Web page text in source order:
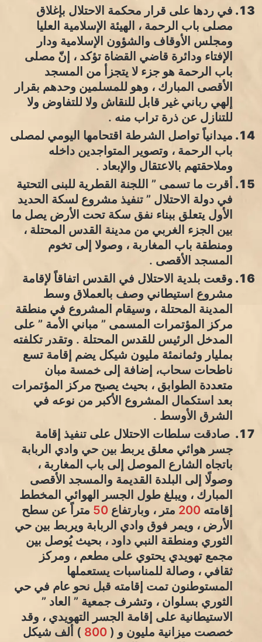
في ردها على قرار محكمة الاحتلال بإغلاق
مصلى باب الرحمة ، الهيئة الإسلامية العليا
ومجلس الأوقاف والشؤون الإسلامية ودار
الإفتاء ودائرة قاضي القضاة تؤكد ، إنّ مصلى
باب الرحمة هو جزء لا يتجزأ من المسجد
الأقصى المبارك ، وهو للمسلمين وحدهم بقرار
إلهي رباني غير قابل للنقاش ولا للتفاوض ولا
للتنازل عن ذرة تراب منه .
ميدانياً تواصل الشرطة اقتحامها اليومي لمصلى
باب الرحمة ، وتصوير المتواجدين داخله
وملاحقتهم بالاعتقال والإبعاد .
أقرت ما تسمى ” اللجنة القطرية للبنى التحتية
في دولة الاحتلال ” تنفيذ مشروع لسكة الحديد
الأول يتعلق ببناء نفق سكة تحت الأرض يصل ما
بين الجزء الغربي من مدينة القدس المحتلة ،
ومنطقة باب المغاربة ، وصولا إلى تخوم
المسجد الأقصى .
وقعت بلدية الاحتلال في القدس اتفاقاً لإقامة
مشروع استيطاني وصف بالعملاق وسط
المدينة المحتلة ، وسيقام المشروع في منطقة
مركز المؤتمرات المسمى ” مباني الأمة ” على
المدخل الرئيس للقدس المحتلة . وتقدر تكلفته
بمليار وثمانمئة مليون شيكل يضم إقامة تسع
ناطحات سحاب، إضافة إلى خمسة مبان
متعددة الطوابق ، بحيث يصبح مركز المؤتمرات
بعد استكمال المشروع الأكبر من نوعه في
الشرق الأوسط .
صادقت سلطات الاحتلال على تنفيذ إقامة
جسر هوائي معلق يربط بين حي وادي الربابة
باتجاه الشارع الموصل إلى باب المغاربة ،
وصولًا إلى البلدة القديمة والمسجد الأقصى
المبارك ، ويبلغ طول الجسر الهوائي المخطط
إقامته 200 متر ، وبارتفاع 50 متراً عن سطح
الأرض ، ويمر فوق وادي الربابة ويربط بين حي
الثوري ومنطقة النبي داود ، بحيث يُوصل بين
مجمع تهويدي يحتوي على مطعم ، ومركز
ثقافي ، وصالة للمناسبات يستعملها
المستوطنون تمت إقامته قبل نحو عام في حي
الثوري بسلوان ، وتشرف جمعية ” العاد ”
الاستيطانية على إقامة الجسر التهويدي ، وقد
خصصت ميزانية مليون و ( 800 ) ألف شيكل